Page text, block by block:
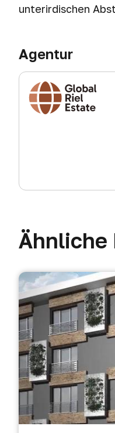
unterirdischen
Agentur
Ähnliche